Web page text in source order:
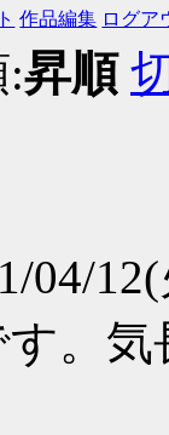
作品編集 ログア
昇順
04/
。